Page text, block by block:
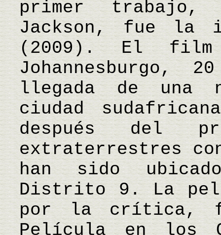
primer trabajo,
Jackson, fue la
(2009). El film
Johannesburgo,
llegada de una
ciudad
después del
extraterrestres
han sido
Distrito 9. La
por la crítica,
Película en los